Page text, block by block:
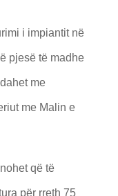
i impiantit në
pjesë të madhe
me
me Malin e
që të
për rreth 75